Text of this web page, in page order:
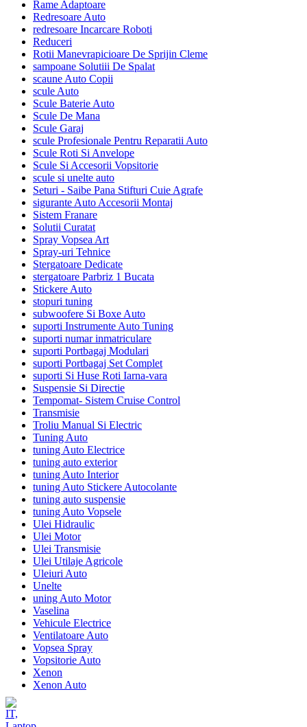
Rame Adaptoare
Redresoare Auto
redresoare Incarcare Roboti
Reduceri
Rotii Manevrapicioare De Sprijin Cleme
sampoane Solutiii De Spalat
scaune Auto Copii
scule Auto
Scule Baterie Auto
Scule De Mana
Scule Garaj
scule Profesionale Pentru Reparatii Auto
Scule Roti Si Anvelope
Scule Si Accesorii Vopsitorie
scule si unelte auto
Seturi - Saibe Pana Stifturi Cuie Agrafe
sigurante Auto Accesorii Montaj
Sistem Franare
Solutii Curatat
Spray Vopsea Art
Spray-uri Tehnice
Stergatoare Dedicate
stergatoare Parbriz 1 Bucata
Stickere Auto
stopuri tuning
subwoofere Si Boxe Auto
suporti Instrumente Auto Tuning
suporti numar inmatriculare
suporti Portbagaj Modulari
suporti Portbagaj Set Complet
suporti Si Huse Roti Iarna-vara
Suspensie Si Directie
Tempomat- Sistem Cruise Control
Transmisie
Troliu Manual Si Electric
Tuning Auto
tuning Auto Electrice
tuning auto exterior
tuning Auto Interior
tuning Auto Stickere Autocolante
tuning auto suspensie
tuning Auto Vopsele
Ulei Hidraulic
Ulei Motor
Ulei Transmisie
Ulei Utilaje Agricole
Uleiuri Auto
Unelte
uning Auto Motor
Vaselina
Vehicule Electrice
Ventilatoare Auto
Vopsea Spray
Vopsitorie Auto
Xenon
Xenon Auto